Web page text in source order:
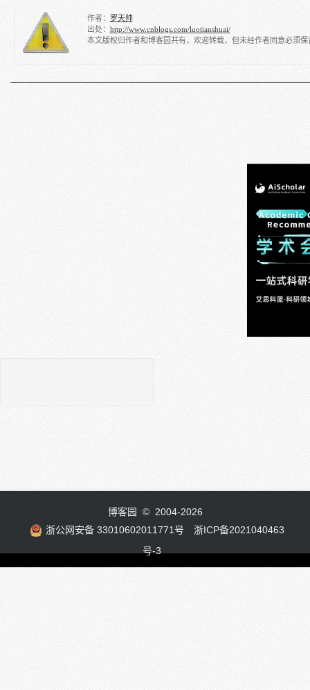
作者：
罗天帅
出处： http://www.cnblogs.com/luotianshuai/
本文版权归作者和博客园共有，欢迎转载，但未经作者同意必须
博客园
© 2004-2026
浙公网安备 33010602011771号
浙ICP备2021040463
号-3